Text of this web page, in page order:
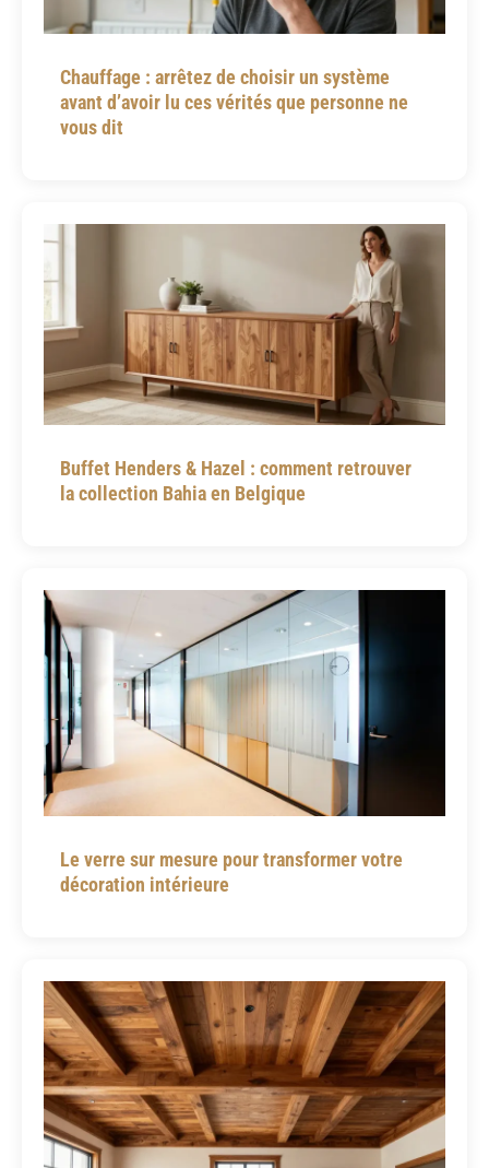
Chauffage : arrêtez de choisir un système
avant d’avoir lu ces vérités que personne ne
vous dit
Buffet Henders & Hazel : comment retrouver
la collection Bahia en Belgique
Le verre sur mesure pour transformer votre
décoration intérieure